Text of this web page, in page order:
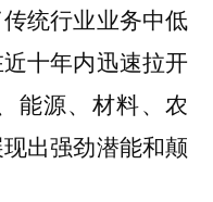
统行业业务中低
十年内迅速拉开
能源、材料、农
出强劲潜能和颠